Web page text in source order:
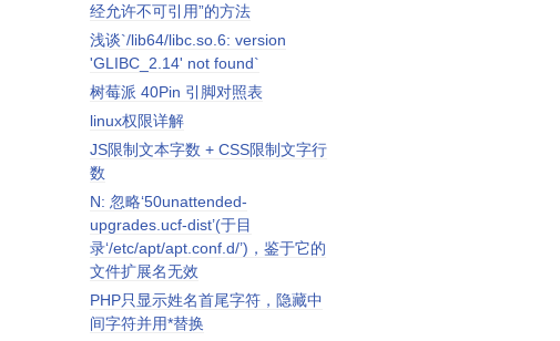
经允许不可引用”的方法
浅谈`/lib64/libc.so.6: version
'GLIBC_2.14' not found`
树莓派 40Pin 引脚对照表
linux权限详解
JS限制文本字数 + CSS限制文字行
数
N: 忽略‘50unattended-
upgrades.ucf-dist’(于目
录‘/etc/apt/apt.conf.d/’)，鉴于它的
文件扩展名无效
PHP只显示姓名首尾字符，隐藏中
间字符并用*替换